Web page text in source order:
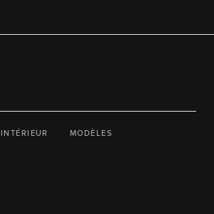
INTÉRIEUR MODÈLES